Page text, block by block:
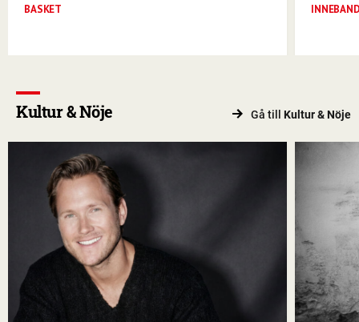
BASKET
Kultur & Nöje Gå till Kultur & Nöje